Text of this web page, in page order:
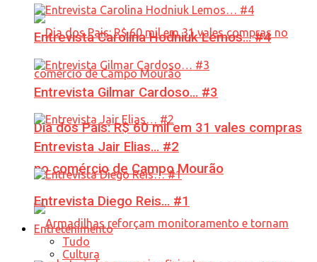
Dia dos Pais: R$ 60 mil em 31 vales compras
no comércio de Campo Mourão
Entrevista Carolina Hodniuk Lemos… #4
Entrevista Gilmar Cardoso… #3
Entrevista Jair Elias… #2
Entrevista Diego Reis… #1
Entretenimento
Tudo
Cultura